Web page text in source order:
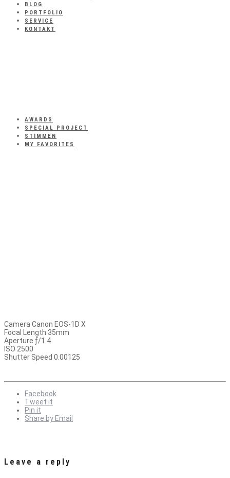
BLOG
PORTFOLIO
SERVICE
KONTAKT
AWARDS
SPECIAL PROJECT
STIMMEN
MY FAVORITES
Camera Canon EOS-1D X
Focal Length 35mm
Aperture ƒ/1.4
ISO 2500
Shutter Speed 0.00125
Facebook
Tweet it
Pin it
Share by Email
Leave a reply